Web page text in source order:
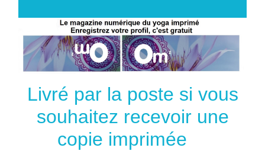
Livré par la poste si vous
souhaitez recevoir une
copie imprimée